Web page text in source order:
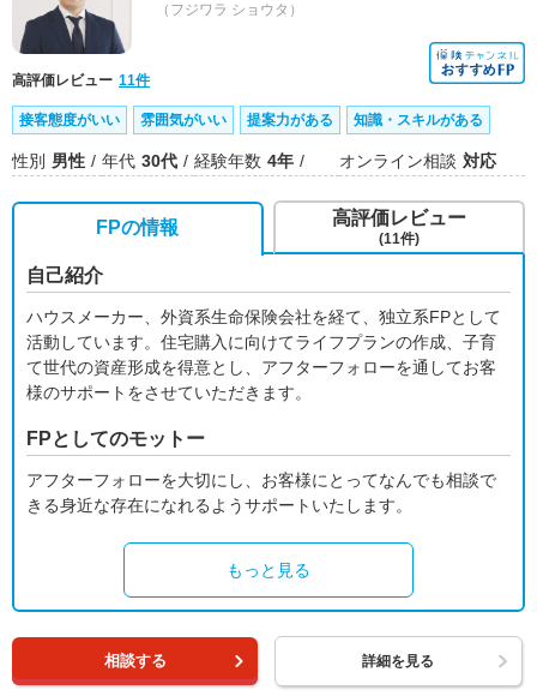
（フジワラ ショウタ）
高評価レビュー 11件
接客態度がいい 雰囲気がいい 提案力がある 知識・スキルがある
性別 男性 年代 30代 経験年数 4年 オンライン相談 対応
FPの情報
自己紹介
ハウスメーカー、外資系生命保険会社を経て、独立系FPとして
活動しています。住宅購入に向けてライフプランの作成、子育
て世代の資産形成を得意とし、アフターフォローを通してお客
様のサポートをさせていただきます。
FPとしてのモットー
アフターフォローを大切にし、お客様にとってなんでも相談で
きる身近な存在になれるようサポートいたします。
もっと見る
高評価レビュー
(11件)
相談する 詳細を見る